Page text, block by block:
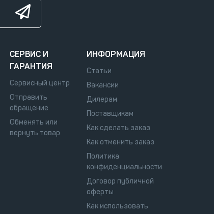
СЕРВИС И
ГАРАНТИЯ
Сервисный центр
Отправить
обращение
Обменять или
вернуть товар
ИНФОРМАЦИЯ
Статьи
Вакансии
Дилерам
Поставщикам
Как сделать заказ
Как отменить заказ
Политика
конфиденциальности
Договор публичной
оферты
Как использовать